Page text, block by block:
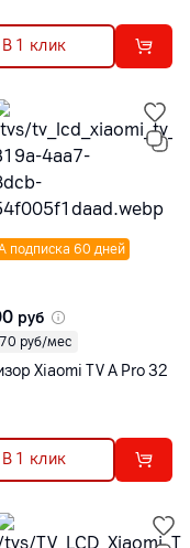
В 1 клик
подписка 60 дней
руб
руб/мес
Xiaomi TV A Pro 32
В 1 клик